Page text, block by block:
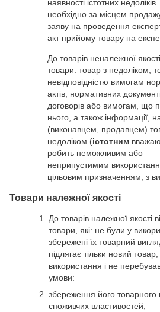
наявності істотних
необхідно за місцем
заяву на проведення
акт прийому товару на
До товарів неналежної якості
товари: товар з недоліком,
невідповідністю вимогам
актів, нормативних
договорів або вимогам, що
нього, а також інформації,
(виконавцем, продавцем)
недоліком (істотним
робить неможливим або
неприпустимим
цільовим призначенням, з
Товари належної якості
До товарів належної якості
товари, які: не були у
збережені їх товарний
підлягає тільки новий
використання і не
умови:
збереження його товарного
споживчих властивостей;